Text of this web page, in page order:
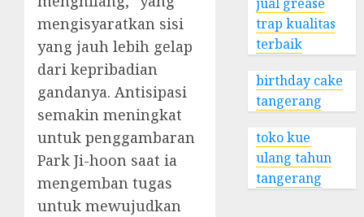
mengisyaratkan sisi
yang jauh lebih gelap
dari kepribadian
gandanya. Antisipasi
semakin meningkat
untuk penggambaran
Park Ji-hoon saat ia
mengemban tugas
untuk mewujudkan
trap kualitas
terbaik
birthday cake
tangerang
toko kue
ulang tahun
tangerang